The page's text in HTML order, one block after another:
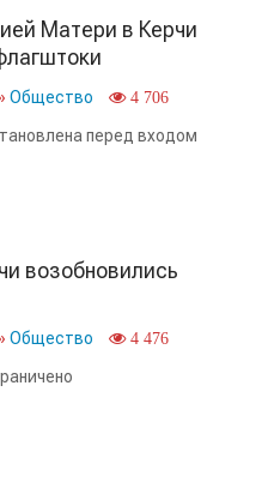
Матери в Керчи
Общество 4 706
перед входом
возобновились
Общество 4 476